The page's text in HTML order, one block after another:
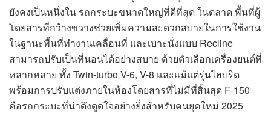
ยังคงเป็นหนึ่งใน รถกระบะขนาดใหญ่ที่ดีที่สุด ในตลาด พื้นที่ผู้
โดยสารที่กว้างขวางช่วยเพิ่มความสะดวกสบายในการใช้งาน
ในฐานะพื้นที่ทำงานเคลื่อนที่ และเบาะนั่งแบบ Recline
สามารถปรับเป็นที่นอนได้อย่างสบาย ด้วยตัวเลือกเครื่องยนต์ที่
หลากหลาย ทั้ง Twin-turbo V-6, V-8 และแม้แต่รุ่นไฮบริด
พร้อมการปรับแต่งภายในห้องโดยสารที่ไม่มีที่สิ้นสุด F-150
คือรถกระบะที่น่าดึงดูดใจอย่างยิ่งสำหรับคนยุคใหม่ 2025